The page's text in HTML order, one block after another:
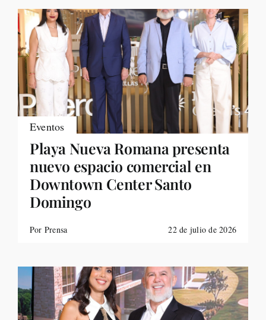
Eventos
Playa Nueva Romana presenta
nuevo espacio comercial en
Downtown Center Santo
Domingo
Por Prensa 22 de julio de 2026